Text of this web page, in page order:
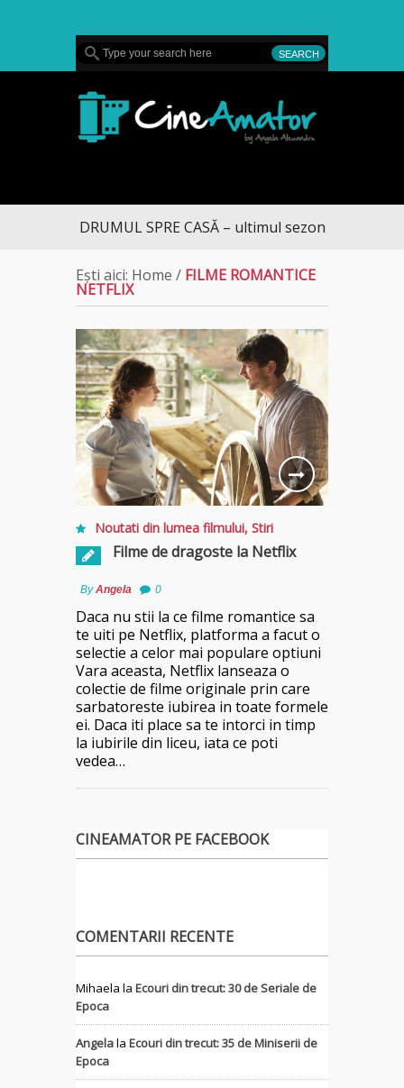
DRUMUL SPRE CASĂ – ultimul sezon te aduce la
Ești aici: Home / FILME ROMANTICE
NETFLIX
Noutati din lumea filmului, Stiri
Filme de dragoste la Netflix
ByAngela 0
Daca nu stii la ce filme romantice sa
te uiti pe Netflix, platforma a facut o
selectie a celor mai populare optiuni
Vara aceasta, Netflix lanseaza o
colectie de filme originale prin care
sarbatoreste iubirea in toate formele
ei. Daca iti place sa te intorci in timp
la iubirile din liceu, iata ce poti
vedea…
CINEAMATOR PE FACEBOOK
COMENTARII RECENTE
Mihaela la Ecouri din trecut: 30 de Seriale de
Epoca
Angelala Ecouri din trecut: 35 de Miniserii de
Epoca